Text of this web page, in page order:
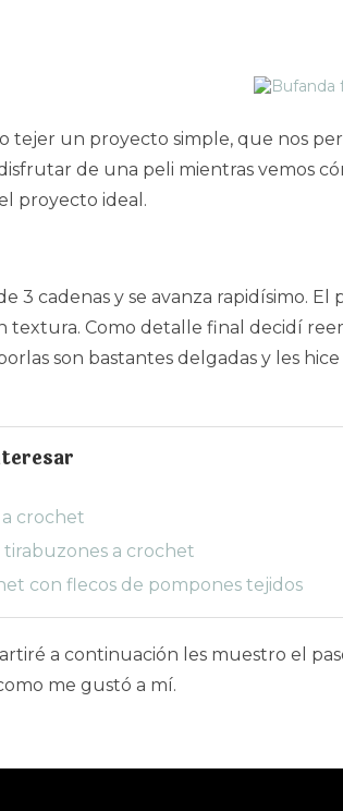
tejer un proyecto simple, que nos
de una peli mientras vemos
proyecto ideal.
3 cadenas y se avanza rapidísimo.
textura. Como detalle final decidí
son bastantes delgadas y les
crochet
a crochet
con flecos de pompones tejidos
a continuación les muestro el
me gustó a mí.